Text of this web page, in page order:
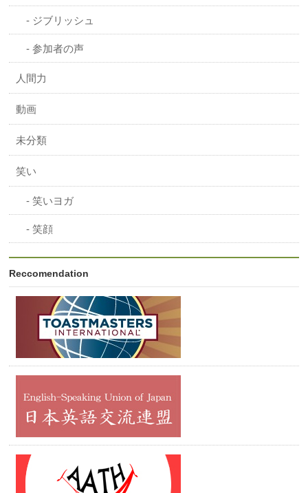
ジブリッシュ
参加者の声
人間力
動画
未分類
笑い
笑いヨガ
笑顔
Reccomendation